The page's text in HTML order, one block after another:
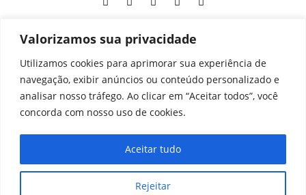
Valorizamos sua privacidade
Utilizamos cookies para aprimorar sua experiência de
navegação, exibir anúncios ou conteúdo personalizado e
analisar nosso tráfego. Ao clicar em “Aceitar todos”, você
concorda com nosso uso de cookies.
Rejeitar
Aceitar tudo
Contato Home Aviso legal Configurações de cookies
Equipe Perfil Política de cookies Serviços